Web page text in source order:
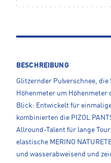
BESCHREIBUNG
Glitzernder Pulverschnee, die
Höhenmeter um
Blick: Entwickelt für
kombinierten die PIZOL
Allround-Talent für lange
elastische MERINO
und wasserabweisend und